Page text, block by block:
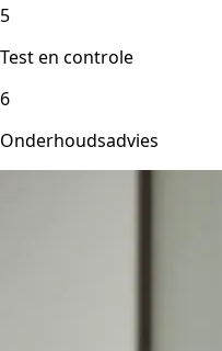
5
Test en controle
6
Onderhoudsadvies